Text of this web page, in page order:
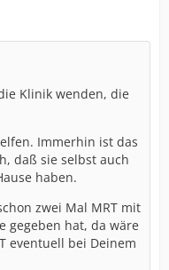
Klinik wenden, die
Immerhin ist das
daß sie selbst auch
haben.
zwei Mal MRT mit
gegeben hat, da wäre
eventuell bei Deinem